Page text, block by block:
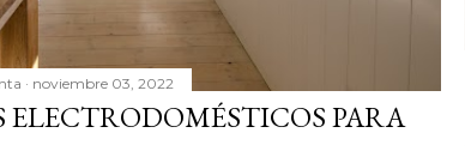
noviembre 03, 2022
ELECTRODOMÉSTICOS PARA